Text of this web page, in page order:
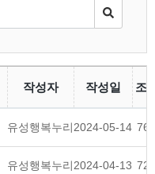
작성자 작성일 조
유성행복누리2024-05-14 764
유성행복누리2024-04-13 729